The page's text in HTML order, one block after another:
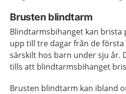
Brusten blindtarm
Blindtarmsbihanget kan brista
upp till tre dagar från de
särskilt hos barn under sju år.
tills att blindtarmsbihanget
Brusten blindtarm kan ibland